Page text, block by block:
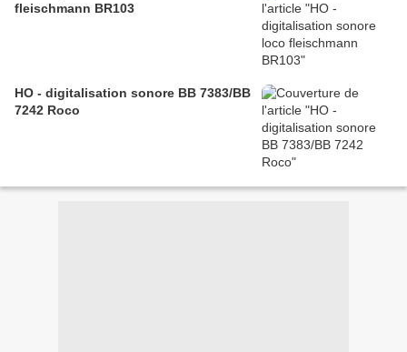
fleischmann BR103
HO - digitalisation sonore BB 7383/BB
7242 Roco